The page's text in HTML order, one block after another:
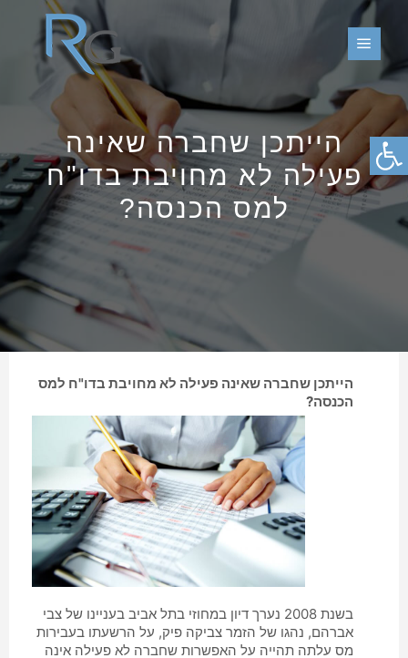
Main menu
הייתכן שחברה שאינה
פעילה לא מחויבת בדו"ח
למס הכנסה?
הייתכן שחברה שאינה פעילה לא מחויבת בדו"ח למס
הכנסה?
בשנת 2008 נערך דיון במחוזי בתל אביב בעניינו של צבי
אברהם, נהגו של הזמר צביקה פיק, על הרשעתו בעבירות
מס עלתה תהייה על האפשרות שחברה לא פעילה אינה
פתח סרגל נגישות